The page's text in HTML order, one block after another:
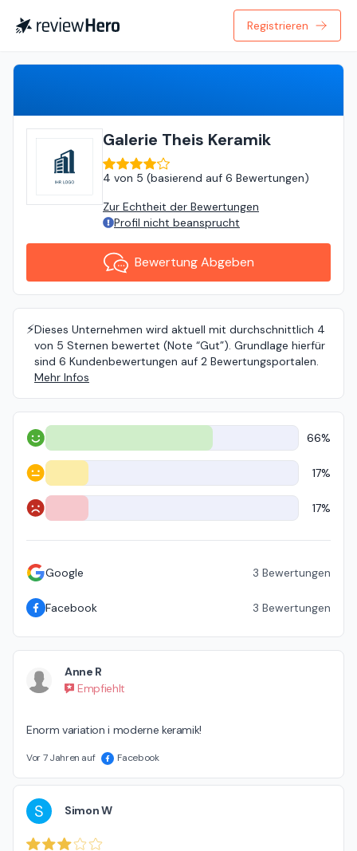
Registrieren
Galerie Theis Keramik
4 von 5 (basierend auf 6 Bewertungen)
Zur Echtheit der Bewertungen
Profil nicht beansprucht
Bewertung Abgeben
⚡️Dieses Unternehmen wird aktuell mit durchschnittlich 4
von 5 Sternen bewertet (Note “Gut”). Grundlage hierfür
sind 6 Kundenbewertungen auf 2 Bewertungsportalen.
Mehr Infos
Positiv 66%
Neutral 17%
Negativ 17%
Google 3 Bewertungen
Facebook 3 Bewertungen
Anne R
Empfiehlt
Enorm variation i moderne keramik!
Vor 7 Jahren auf Facebook
S Simon W